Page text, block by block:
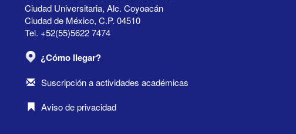
Ciudad Universitaria, Alc. Coyoacán
Ciudad de México, C.P. 04510
Tel. +52(55)5622 7474
¿Cómo llegar?
Suscripción a actividades académicas
Aviso de privacidad